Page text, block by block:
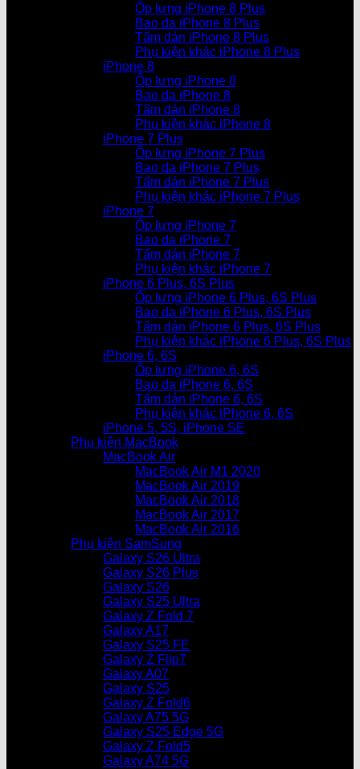
Ốp lưng iPhone 8 Plus
Bao da iPhone 8 Plus
Tấm dán iPhone 8 Plus
Phụ kiện khác iPhone 8 Plus
iPhone 8
Ốp lưng iPhone 8
Bao da iPhone 8
Tấm dán iPhone 8
Phụ kiện khác iPhone 8
iPhone 7 Plus
Ốp lưng iPhone 7 Plus
Bao da iPhone 7 Plus
Tấm dán iPhone 7 Plus
Phụ kiện khác iPhone 7 Plus
iPhone 7
Ốp lưng iPhone 7
Bao da iPhone 7
Tấm dán iPhone 7
Phụ kiện khác iPhone 7
iPhone 6 Plus, 6S Plus
Ốp lưng iPhone 6 Plus, 6S Plus
Bao da iPhone 6 Plus, 6S Plus
Tấm dán iPhone 6 Plus, 6S Plus
Phụ kiện khác iPhone 6 Plus, 6S Plus
iPhone 6, 6S
Ốp lưng iPhone 6, 6S
Bao da iPhone 6, 6S
Tấm dán iPhone 6, 6S
Phụ kiện khác iPhone 6, 6S
iPhone 5, 5S, iPhone SE
Phụ kiện MacBook
MacBook Air
MacBook Air M1 2020
MacBook Air 2019
MacBook Air 2018
MacBook Air 2017
MacBook Air 2016
Phụ kiện SamSung
Galaxy S26 Ultra
Galaxy S26 Plus
Galaxy S26
Galaxy S25 Ultra
Galaxy Z Fold 7
Galaxy A17
Galaxy S25 FE
Galaxy Z Flip7
Galaxy A07
Galaxy S25
Galaxy Z Fold6
Galaxy A75 5G
Galaxy S25 Edge 5G
Galaxy Z Fold5
Galaxy A74 5G